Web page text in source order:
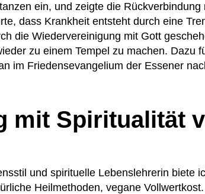
ein, und zeigte die
dass Krankheit entsteht durch eine
die Wiedervereinigung mit Gott
zu einem Tempel zu machen. Dazu
im Friedensevangelium der Essener
mit Spiritualität
und spirituelle Lebenslehrerin biete
Heilmethoden, vegane